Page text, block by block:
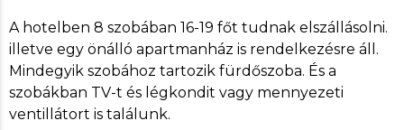
A hotelben 8 szobában 16-19 főt tudnak elszállásolni.
illetve egy önálló apartmanház is rendelkezésre áll.
Mindegyik szobához tartozik fürdőszoba. És a
szobákban TV-t és légkondit vagy mennyezeti
ventillátort is találunk.